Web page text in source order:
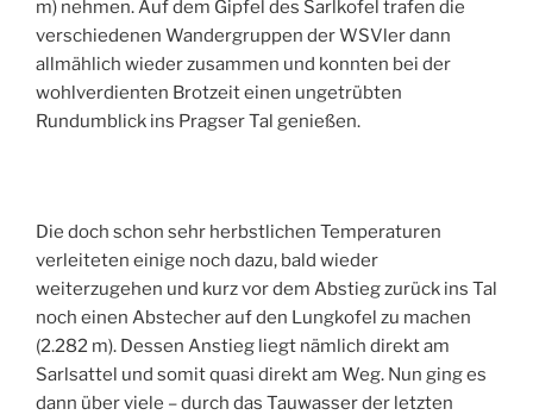
m) nehmen. Auf dem Gipfel des Sarlkofel trafen die
verschiedenen Wandergruppen der WSVler dann
allmählich wieder zusammen und konnten bei der
wohlverdienten Brotzeit einen ungetrübten
Rundumblick ins Pragser Tal genießen.
Die doch schon sehr herbstlichen Temperaturen
verleiteten einige noch dazu, bald wieder
weiterzugehen und kurz vor dem Abstieg zurück ins Tal
noch einen Abstecher auf den Lungkofel zu machen
(2.282 m). Dessen Anstieg liegt nämlich direkt am
Sarlsattel und somit quasi direkt am Weg. Nun ging es
dann über viele – durch das Tauwasser der letzten